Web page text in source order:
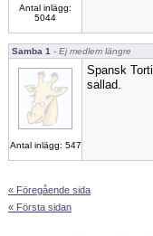
Antal inlägg:
5044
Samba 1 - Ej medlem längre
Antal inlägg: 547
Spansk
sallad.
« Föregående sida
« Första sidan